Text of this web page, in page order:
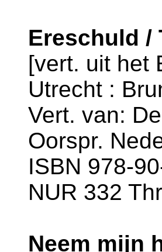
Ereschuld /
[vert. uit het
Utrecht :
Vert. van:
Oorspr.
ISBN 978-
NUR 332
Neem mijn